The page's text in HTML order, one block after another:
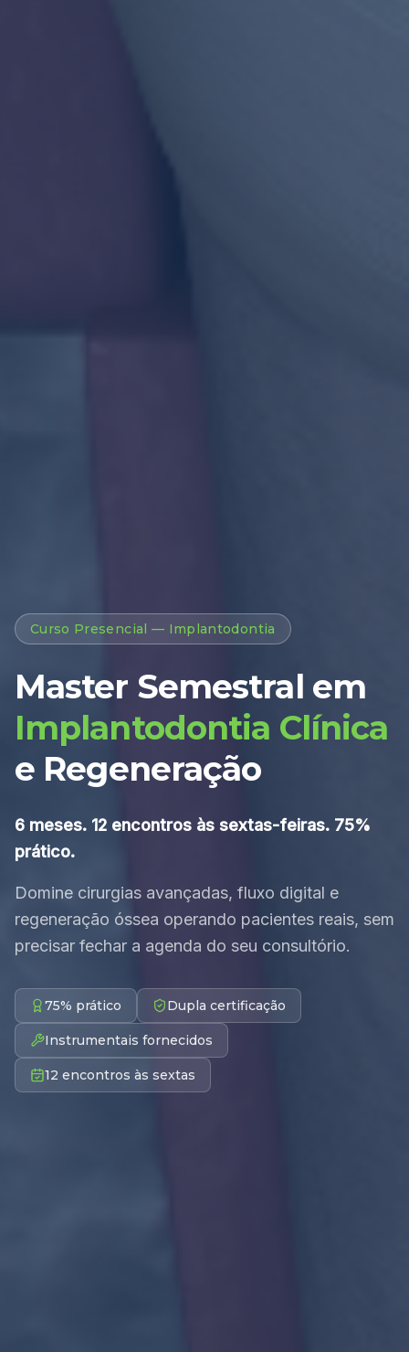
Curso Presencial — Implantodontia
Master Semestral em
Implantodontia Clínica
e Regeneração
6 meses. 12 encontros às sextas-feiras. 75%
prático.
Domine cirurgias avançadas, fluxo digital e
regeneração óssea operando pacientes reais, sem
precisar fechar a agenda do seu consultório.
75% prático Dupla certificação
Instrumentais fornecidos
12 encontros às sextas